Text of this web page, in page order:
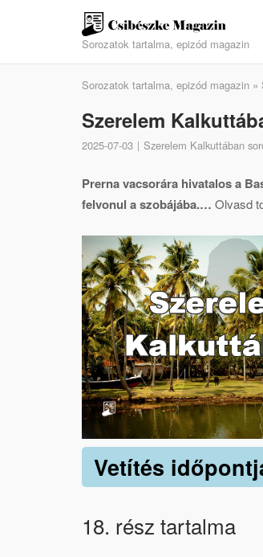
Sorozatok tartalma, epizód magazin
Sorozatok tartalma, epizód magazin »
Szerelem
2025-07-03 Szerelem Kalkuttában
Prerna vacsorára hivatalos a
felvonul a szobájába.… Olvasd
Vetítés
18. rész tartalma